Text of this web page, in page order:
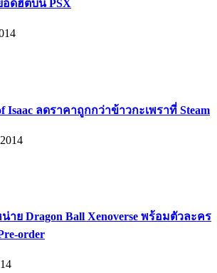
อดฮิตบน PSX
Isaac ลดราคาถูกกว่าข้าวกะเพราที่ Steam
น่าย Dragon Ball Xenoverse พร้อมตัวละคร
order